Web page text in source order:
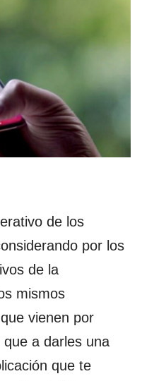
de los
por los
de la
mismos
vienen por
a darles una
que te